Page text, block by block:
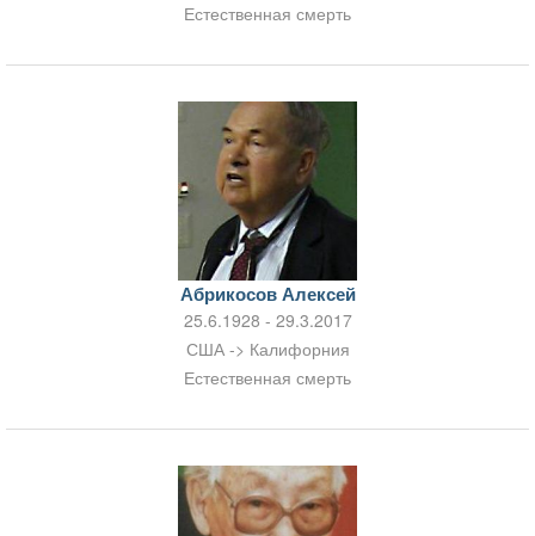
Естественная смерть
Абрикосов Алексей
25.6.1928 - 29.3.2017
США -> Калифорния
Естественная смерть